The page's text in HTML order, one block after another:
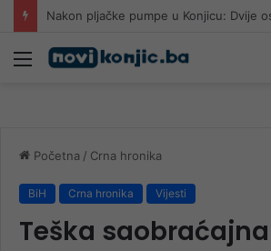
Ekstremne vrućine širom Evrope,
Meni
Početna / Crna hronika
BiH Crna hronika Vijesti
Teška